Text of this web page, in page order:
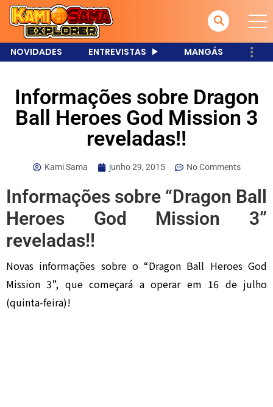
NOVIDADES ENTREVISTAS MANGÁS
Informações sobre Dragon
Ball Heroes God Mission 3
reveladas!!
Kami Sama junho 29, 2015 No Comments
Informações sobre “Dragon Ball
Heroes God Mission 3”
reveladas!!
Novas informações sobre o “Dragon Ball Heroes God
Mission 3”, que começará a operar em 16 de julho
(quinta-feira)!